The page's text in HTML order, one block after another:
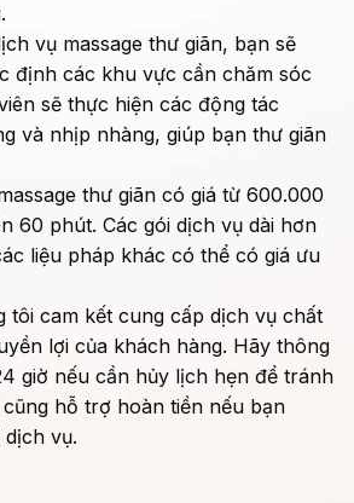
vụ massage thư giãn, bạn sẽ
định các khu vực cần chăm sóc
sẽ thực hiện các động tác
và nhịp nhàng, giúp bạn thư giãn
thư giãn có giá từ 600.000
60 phút. Các gói dịch vụ dài hơn
liệu pháp khác có thể có giá ưu
tôi cam kết cung cấp dịch vụ chất
lợi của khách hàng. Hãy thông
giờ nếu cần hủy lịch hẹn để tránh
hỗ trợ hoàn tiền nếu bạn
vụ.